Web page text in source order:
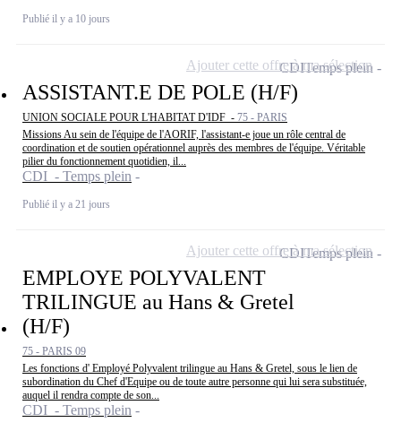
Publié il y a 10 jours
ASSISTANT.E DE POLE (H/F)
UNION SOCIALE POUR L'HABITAT D'IDF - 75 - PARIS
Missions Au sein de l'équipe de l'AORIF, l'assistant-e joue un rôle central de
coordination et de soutien opérationnel auprès des membres de l'équipe. Véritable
pilier du fonctionnement quotidien, il...
CDI - Temps plein
Publié il y a 21 jours
CDITemps plein
Ajouter cette offre à ma sélection
EMPLOYE POLYVALENT
TRILINGUE au Hans & Gretel
(H/F)
75 - PARIS 09
Les fonctions d' Employé Polyvalent trilingue au Hans & Gretel, sous le lien de
subordination du Chef d'Equipe ou de toute autre personne qui lui sera substituée,
auquel il rendra compte de son...
CDI - Temps plein
CDITemps plein
Ajouter cette offre à ma sélection